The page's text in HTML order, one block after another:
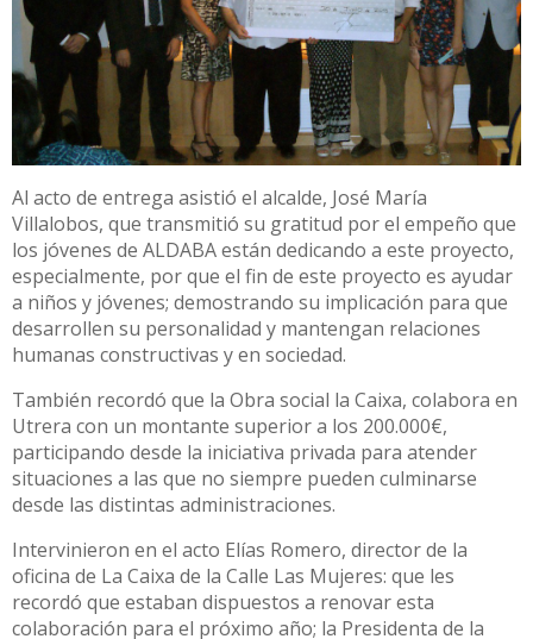
Al acto de entrega asistió el alcalde, José María
Villalobos, que transmitió su gratitud por el empeño que
los jóvenes de ALDABA están dedicando a este proyecto,
especialmente, por que el fin de este proyecto es ayudar
a niños y jóvenes; demostrando su implicación para que
desarrollen su personalidad y mantengan relaciones
humanas constructivas y en sociedad.
También recordó que la Obra social la Caixa, colabora en
Utrera con un montante superior a los 200.000€,
participando desde la iniciativa privada para atender
situaciones a las que no siempre pueden culminarse
desde las distintas administraciones.
Intervinieron en el acto Elías Romero, director de la
oficina de La Caixa de la Calle Las Mujeres: que les
recordó que estaban dispuestos a renovar esta
colaboración para el próximo año; la Presidenta de la